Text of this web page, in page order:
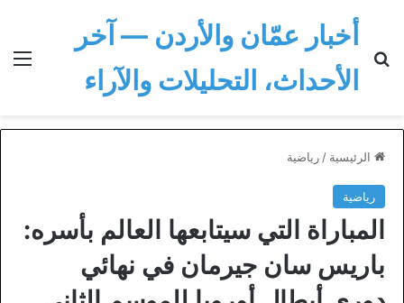
أخبار عمّان والأردن — آخر
الأحداث، التحليلات والآراء
الرئيسية / رياضية
رياضية
المباراة التي سيتابعها العالم بأسره:
باريس سان جيرمان في نهائي